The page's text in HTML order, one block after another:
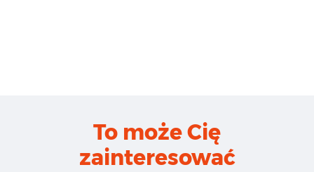
To może Cię
zainteresować